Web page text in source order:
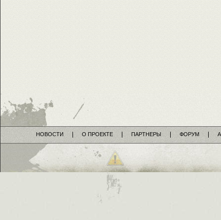
НОВОСТИ О ПРОЕКТЕ ПАРТНЕРЫ ФОРУМ